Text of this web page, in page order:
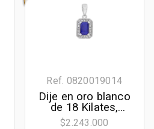
Ref. 0820019014
Dije en oro blanco
de 18 Kilates,
Uñas+decoración,
$2.243.000